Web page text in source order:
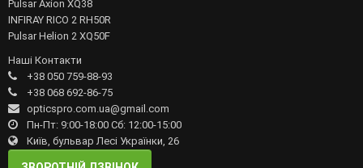
Pulsar Axion XQ38
INFIRAY RICO 2 RH50R
Pulsar Helion 2 XQ50F
Наші Контакти
+38 050 759-88-93
+38 068 692-86-75
opticspro.com.ua@gmail.com
Пн-Пт: 9:00-18:00 Сб: 12:00-15:00
Київ, бульвар Лесі Українки, 26